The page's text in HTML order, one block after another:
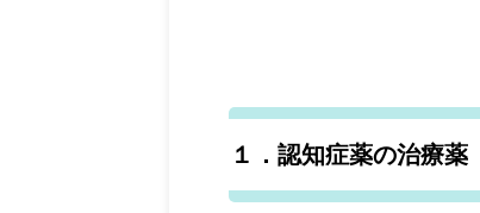
１．認知症薬の治療薬